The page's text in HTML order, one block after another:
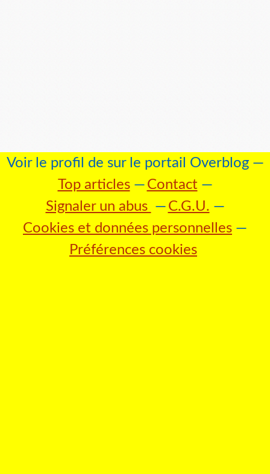
Voir le profil de sur le portail Overblog
Top articles
Contact
Signaler un abus
C.G.U.
Cookies et données personnelles
Préférences cookies